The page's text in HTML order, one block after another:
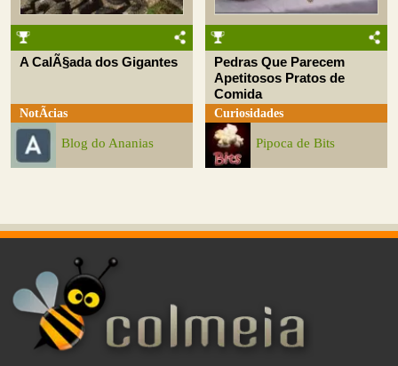
A CalÃ§ada dos Gigantes
NotÃ­cias
Blog do Ananias
Pedras Que Parecem
Apetitosos Pratos de
Comida
Curiosidades
Pipoca de Bits